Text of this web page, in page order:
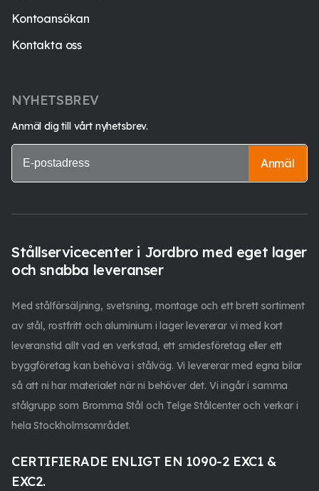
Kontoansökan
Kontakta oss
NYHETSBREV
Anmäl dig till vårt nyhetsbrev.
Anmäl
Stållservicecenter i Jordbro med eget lager
och snabba leveranser
Med stålförsäljning, svetsning, montage och ett brett sortiment
av stål, rostfritt och aluminium i lager levererar vi med kort
leveranstid allt vad en verkstad, ett smidesföretag eller ett
byggföretag kan behöva i stålväg. Vi levererar med egna bilar
så att ni har materialet när ni behöver det. Vi ingår i samma
stålgrupp som Bromma Stål och Telge Stålcenter och verkar i
hela Stockholmsområdet.
CERTIFIERADE ENLIGT EN 1090-2 EXC1 &
EXC2.